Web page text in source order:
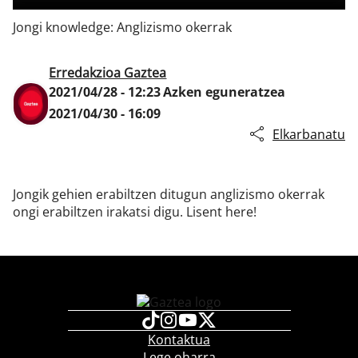
Jongi knowledge: Anglizismo okerrak
Erredakzioa Gaztea
2021/04/28 - 12:23Azken eguneratzea
2021/04/30 - 16:09
Elkarbanatu
Jongik gehien erabiltzen ditugun anglizismo okerrak
ongi erabiltzen irakatsi digu. Lisent here!
Kontaktua